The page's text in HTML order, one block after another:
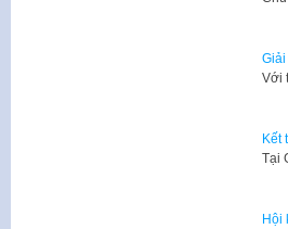
Với
Kết
Tại
Hội